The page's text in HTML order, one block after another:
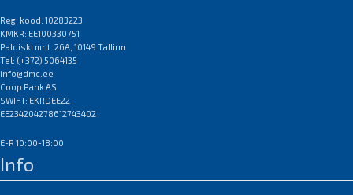
Reg. kood: 10283223
KMKR: EE100330751
Paldiski mnt. 26A, 10149 Tallinn
Tel: (+372) 5064135
info@dmc.ee
Coop Pank AS
SWIFT: EKRDEE22
EE234204278612743402
E-R 10:00-18:00
Info